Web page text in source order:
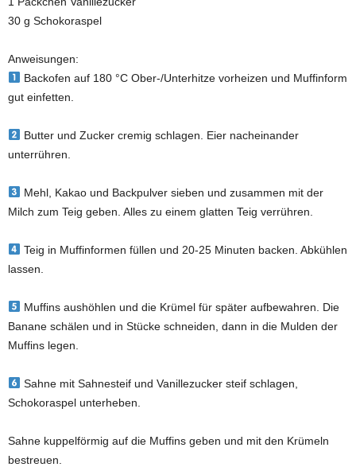
30 g Schokoraspel
Anweisungen:
Backofen auf 180 °C Ober-/Unterhitze vorheizen und Muffinform
gut einfetten.
Butter und Zucker cremig schlagen. Eier nacheinander
unterrühren.
Mehl, Kakao und Backpulver sieben und zusammen mit der
Milch zum Teig geben. Alles zu einem glatten Teig verrühren.
Teig in Muffinformen füllen und 20-25 Minuten backen. Abkühlen
lassen.
Muffins aushöhlen und die Krümel für später aufbewahren. Die
Banane schälen und in Stücke schneiden, dann in die Mulden der
Muffins legen.
Sahne mit Sahnesteif und Vanillezucker steif schlagen,
Schokoraspel unterheben.
Sahne kuppelförmig auf die Muffins geben und mit den Krümeln
bestreuen.